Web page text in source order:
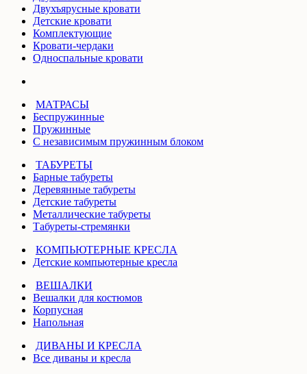
Двухъярусные кровати
Детские кровати
Комплектующие
Кровати-чердаки
Односпальные кровати
МАТРАСЫ
Беспружинные
Пружинные
С независимым пружинным блоком
ТАБУРЕТЫ
Барные табуреты
Деревянные табуреты
Детские табуреты
Металлические табуреты
Табуреты-стремянки
КОМПЬЮТЕРНЫЕ КРЕСЛА
Детские компьютерные кресла
ВЕШАЛКИ
Вешалки для костюмов
Корпусная
Напольная
ДИВАНЫ И КРЕСЛА
Все диваны и кресла